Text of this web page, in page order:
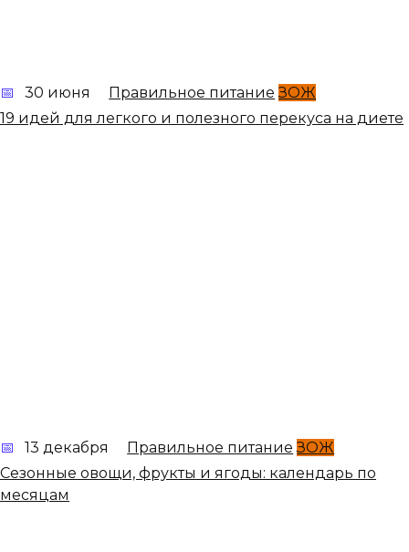
30 июня Правильное питание ЗОЖ
19 идей для легкого и полезного перекуса на диете
13 декабря Правильное питание ЗОЖ
Сезонные овощи, фрукты и ягоды: календарь по
месяцам